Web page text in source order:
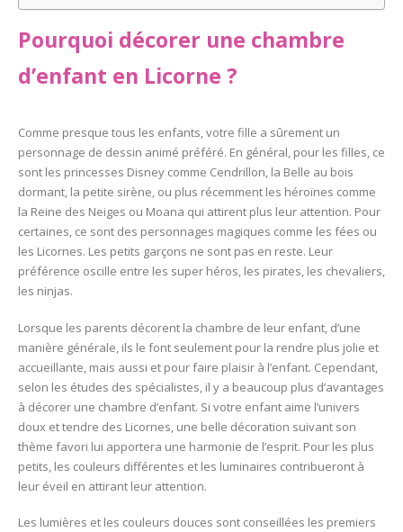
Pourquoi décorer une chambre
d’enfant en Licorne ?
Comme presque tous les enfants, votre fille a sûrement un
personnage de dessin animé préféré. En général, pour les filles, ce
sont les princesses Disney comme Cendrillon, la Belle au bois
dormant, la petite sirène, ou plus récemment les héroïnes comme
la Reine des Neiges ou Moana qui attirent plus leur attention. Pour
certaines, ce sont des personnages magiques comme les fées ou
les Licornes. Les petits garçons ne sont pas en reste. Leur
préférence oscille entre les super héros, les pirates, les chevaliers,
les ninjas.
Lorsque les parents décorent la chambre de leur enfant, d’une
manière générale, ils le font seulement pour la rendre plus jolie et
accueillante, mais aussi et pour faire plaisir à l’enfant. Cependant,
selon les études des spécialistes, il y a beaucoup plus d’avantages
à décorer une chambre d’enfant. Si votre enfant aime l’univers
doux et tendre des Licornes, une belle décoration suivant son
thème favori lui apportera une harmonie de l’esprit. Pour les plus
petits, les couleurs différentes et les luminaires contribueront à
leur éveil en attirant leur attention.
Les lumières et les couleurs douces sont conseillées les premiers